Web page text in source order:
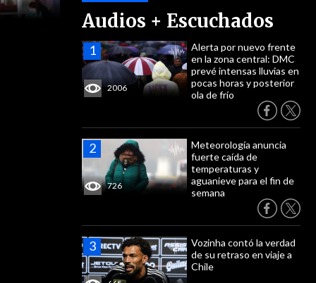
Audios + Escuchados
2006
Alerta por nuevo frente
en la zona central: DMC
prevé intensas lluvias en
pocas horas y posterior
ola de frío
726
Meteorología anuncia
fuerte caída de
temperaturas y
aguanieve para el fin de
semana
Vozinha contó la verdad
de su retraso en viaje a
Chile